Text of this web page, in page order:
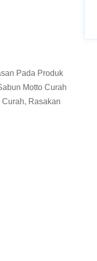
Pada Produk
Motto Curah
Rasakan